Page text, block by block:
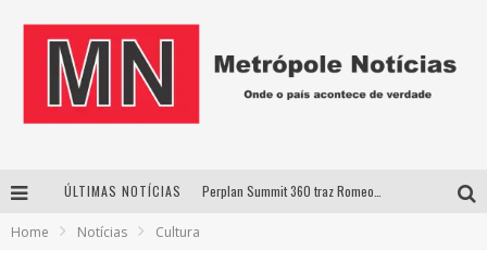
ÚLTIMAS NOTÍCIAS
Home Notícias Cultura